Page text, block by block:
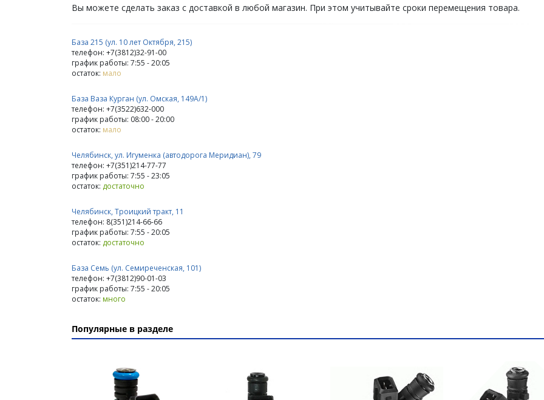
Вы можете сделать заказ с доставкой в любой магазин. При этом учитывайте сроки перемещения товара.
База 215 (ул. 10 лет Октября, 215)
телефон: +7(3812)32-91-00
график работы: 7:55 - 20:05
остаток: мало
База Ваза Курган (ул. Омская, 149А/1)
телефон: +7(3522)632-000
график работы: 08:00 - 20:00
остаток: мало
Челябинск, ул. Игуменка (автодорога Меридиан), 79
телефон: +7(351)214-77-77
график работы: 7:55 - 23:05
остаток: достаточно
Челябинск, Троицкий тракт, 11
телефон: 8(351)214-66-66
график работы: 7:55 - 20:05
остаток: достаточно
База Семь (ул. Семиреченская, 101)
телефон: +7(3812)90-01-03
график работы: 7:55 - 20:05
остаток: много
Популярные в разделе